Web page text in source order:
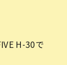
H-30で